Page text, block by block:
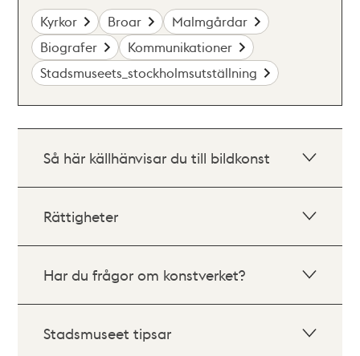
Kyrkor Broar
Malmgårdar
Biografer
Kommunikationer
Stadsmuseets_stockholmsutställning
Så här källhänvisar du till bildkonst
Rättigheter
Har du frågor om konstverket?
Stadsmuseet tipsar